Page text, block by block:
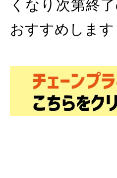
くなり次第終
おすすめします